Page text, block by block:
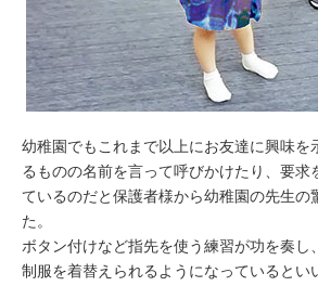
幼稚園でもこれまで以上にお友達に興味を
るものの名前を言って呼びかけたり、要求
ているのだと保護者様から幼稚園の先生の
た。
ボタン付けなど指先を使う練習が功を奏し
制服を着替えられるようになっているとい